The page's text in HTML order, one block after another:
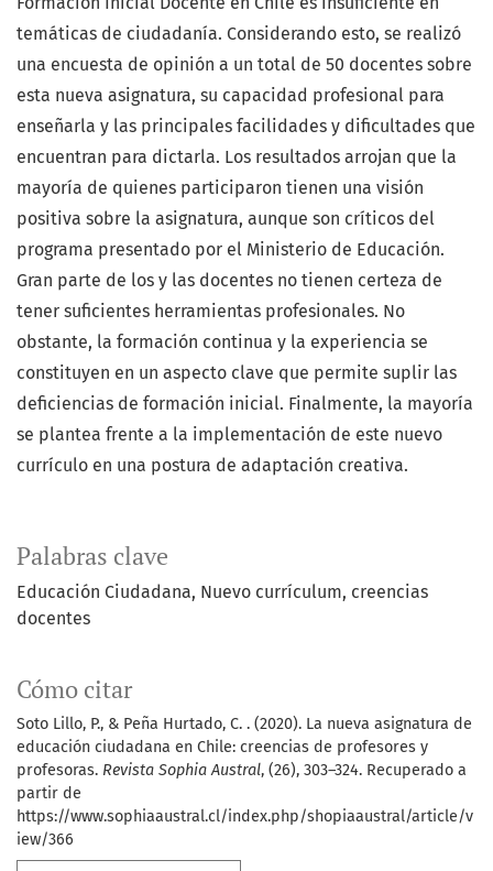
Palabras clave
Educación Ciudadana Nuevo currículum creencias
docentes
Cómo citar
Soto Lillo, P., & Peña Hurtado, C. . (2020). La nueva asignatura de
educación ciudadana en Chile: creencias de profesores y
profesoras. Revista Sophia Austral, (26), 303–324. Recuperado a
partir de
https://www.sophiaaustral.cl/index.php/shopiaaustral/article/v
iew/366
temáticas de ciudadanía. Considerando esto, se realizó
una encuesta de opinión a un total de 50 docentes sobre
esta nueva asignatura, su capacidad profesional para
enseñarla y las principales facilidades y dificultades que
encuentran para dictarla. Los resultados arrojan que la
mayoría de quienes participaron tienen una visión
positiva sobre la asignatura, aunque son críticos del
programa presentado por el Ministerio de Educación.
Gran parte de los y las docentes no tienen certeza de
tener suficientes herramientas profesionales. No
obstante, la formación continua y la experiencia se
constituyen en un aspecto clave que permite suplir las
deficiencias de formación inicial. Finalmente, la mayoría
se plantea frente a la implementación de este nuevo
currículo en una postura de adaptación creativa.